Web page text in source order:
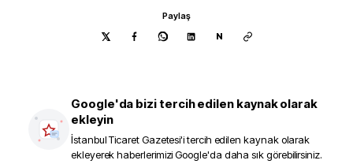
Paylaş
N
Google'da bizi tercih edilen kaynak olarak
ekleyin
İstanbul Ticaret Gazetesi'i tercih edilen kaynak olarak
ekleyerek haberlerimizi Google'da daha sık görebilirsiniz.